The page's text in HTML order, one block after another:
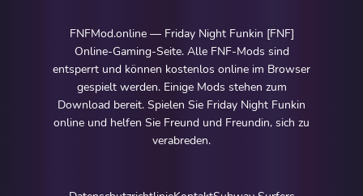
FNFMod.online — Friday Night Funkin [FNF]
Online-Gaming-Seite. Alle FNF-Mods sind
entsperrt und können kostenlos online im Browser
gespielt werden. Einige Mods stehen zum
Download bereit. Spielen Sie Friday Night Funkin
online und helfen Sie Freund und Freundin, sich zu
verabreden.